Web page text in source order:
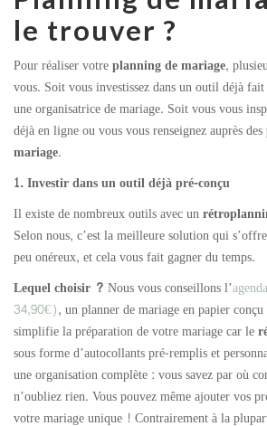
le trouver ?
Pour réaliser votreplanning de mariage,
vous. Soit vous investissez dans un outil déjà
une organisatrice de mariage. Soit vous vous
déjà en ligne ou vous vous renseignez auprès des
mariage.
1. Investir dans un outil déjà pré-conçu
Il existe de nombreux outils avec un
Selon nous, c’est la meilleure solution qui
peu onéreux, et cela vous fait gagner du temps.
Lequel choisir ? Nous vous conseillons l’
34,90€), un planner de mariage en papier
simplifie la préparation de votre mariage car le
sous forme d’autocollants pré-remplis et
une organisation complète : vous savez par où
n’oubliez rien. Vous pouvez même ajouter vos
votre mariage unique ! Contrairement à la